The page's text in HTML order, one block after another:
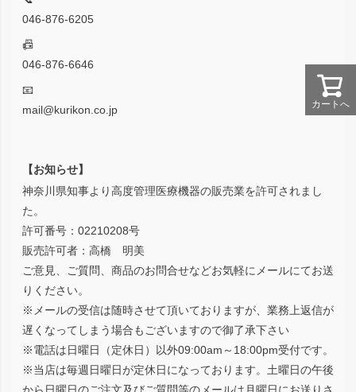
カートへ
046-876-6205
📠
046-876-6646
📧
mail@kurikon.co.jp
【お知らせ】
神奈川県知事より高度管理医療機器の販売業を許可されまし
た。
許可番号：02210208号
販売許可者：高橋 明美
ご意見、ご質問、商品のお問合せなどお気軽にメールにてお送
りください。
※メールの受信は随時させて頂いておりますが、業務上返信が
遅くなってしまう場合もございますので御了承下さい
※電話は日曜日（定休日）以外09:00am～18:00pm受付です。
※当店は毎週日曜日が定休日になっております。土曜日の午後